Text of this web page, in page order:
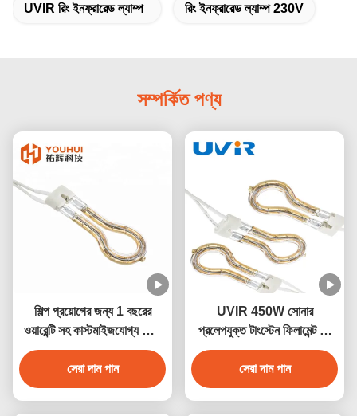
UVIR রিং ইনফ্রারেড ল্যাম্প রিং ইনফ্রারেড ল্যাম্প 230V
সম্পর্কিত পণ্য
শিল্প প্রয়োগের জন্য 1 বছরের
ওয়ারেন্টি সহ কাস্টমাইজযোগ্য গোল্ড
রিফ্লেক্টর রিং ইনফ্রারেড ল্যাম্প
সেরা দাম পান
UVIR 450W সোনার
প্রলেপযুক্ত টাংস্টেন ফিলামেন্ট রিং
ইনফ্রারেড ল্যাম্প
সেরা দাম পান